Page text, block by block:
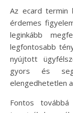
Az ecard termin
érdemes
leginkább
legfontosabb
nyújtott
gyors és
elengedhetetlen
Fontos